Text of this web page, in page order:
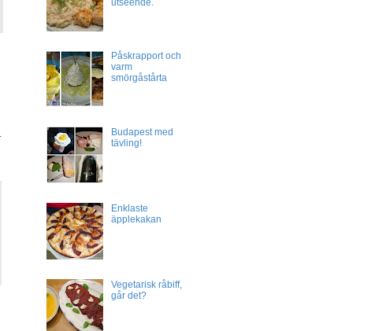
Påskrapport och
varm
smörgåstårta
Budapest med
tävling!
Enklaste
äpplekakan
Vegetarisk råbiff,
går det?